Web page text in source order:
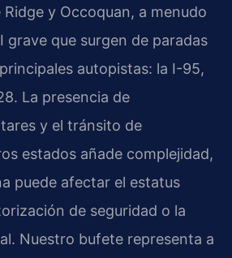
y Occoquan, a menudo
grave que surgen de paradas
autopistas: la I-95,
La presencia de
y el tránsito de
estados añade complejidad,
puede afectar el estatus
de seguridad o la
Nuestro bufete representa a